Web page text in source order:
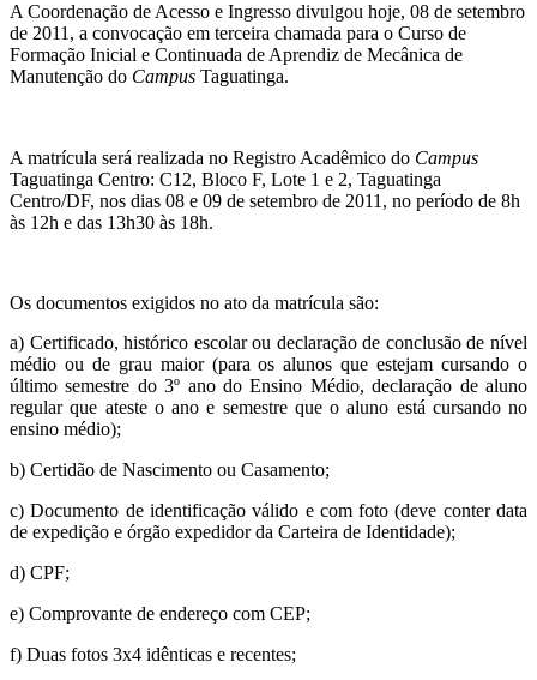
A Coordenação de Acesso e Ingresso divulgou hoje, 08 de setembro
de 2011, a convocação em terceira chamada para o Curso de
Formação Inicial e Continuada de Aprendiz de Mecânica de
Manutenção do Campus Taguatinga.
A matrícula será realizada no Registro Acadêmico do Campus
Taguatinga Centro: C12, Bloco F, Lote 1 e 2, Taguatinga
Centro/DF, nos dias 08 e 09 de setembro de 2011, no período de 8h
às 12h e das 13h30 às 18h.
Os documentos exigidos no ato da matrícula são:
a) Certificado, histórico escolar ou declaração de conclusão de nível
médio ou de grau maior (para osalunos que estejam cursando o
último semestre do 3º ano do Ensino Médio, declaração de aluno
regular que ateste o ano e semestre que o aluno está cursando no
ensino médio);
b) Certidão de Nascimento ou Casamento;
c) Documento de identificação válido e com foto (deve conter data
de expedição e órgão expedidor da Carteira de Identidade);
d) CPF;
e) Comprovante de endereço com CEP;
f) Duas fotos 3x4 idênticas e recentes;